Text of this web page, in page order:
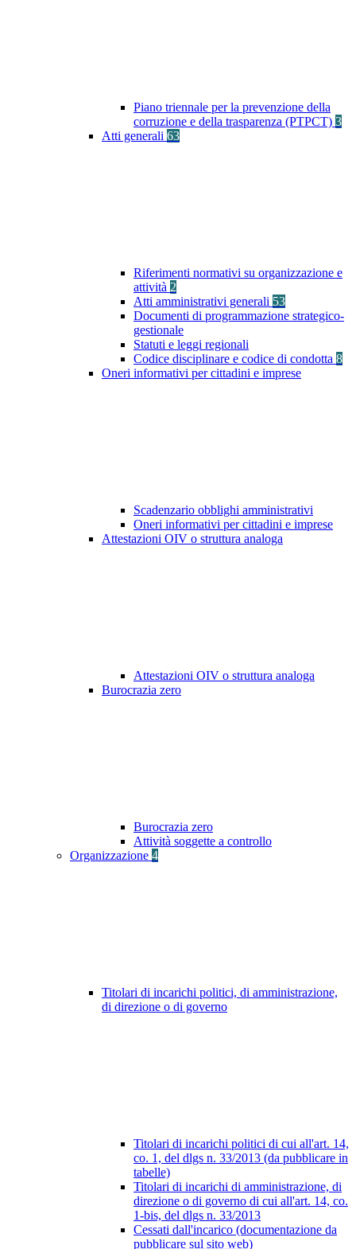
Piano triennale per la prevenzione della
corruzione e della trasparenza (PTPCT) 3
Atti generali 63
Riferimenti normativi su organizzazione e
attività 2
Atti amministrativi generali 53
Documenti di programmazione strategico-
gestionale
Statuti e leggi regionali
Codice disciplinare e codice di condotta 8
Oneri informativi per cittadini e imprese
Scadenzario obblighi amministrativi
Oneri informativi per cittadini e imprese
Attestazioni OIV o struttura analoga
Attestazioni OIV o struttura analoga
Burocrazia zero
Burocrazia zero
Attività soggette a controllo
Organizzazione 4
Titolari di incarichi politici, di amministrazione,
di direzione o di governo
Titolari di incarichi politici di cui all'art. 14,
co. 1, del dlgs n. 33/2013 (da pubblicare in
tabelle)
Titolari di incarichi di amministrazione, di
direzione o di governo di cui all'art. 14, co.
1-bis, del dlgs n. 33/2013
Cessati dall'incarico (documentazione da
pubblicare sul sito web)